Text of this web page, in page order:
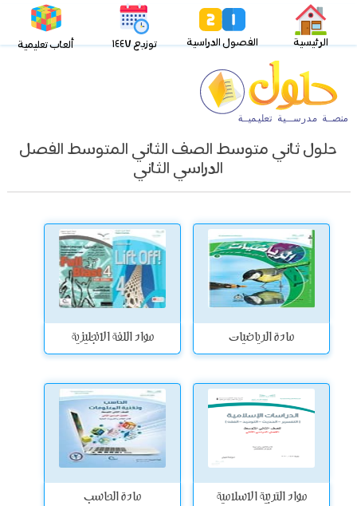
الرئيسية الفصول الدراسية توزيع ١٤٤٧ ألعاب تعليمية
حلول ثاني متوسط الصف الثاني المتوسط الفصل
الدراسي الثاني
مادة الرياضيات مواد اللغة الانجليزية
مواد التربية الاسلامية مادة الحاسب